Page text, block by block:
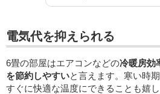
電気代を抑えられる
6畳の部屋はエアコンなどの冷暖房効
を節約しやすいと言えます。寒い時
すぐに快適な温度にできることも嬉